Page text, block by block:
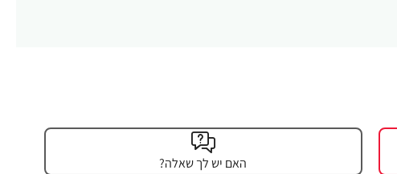
האם יש לך שאלה?